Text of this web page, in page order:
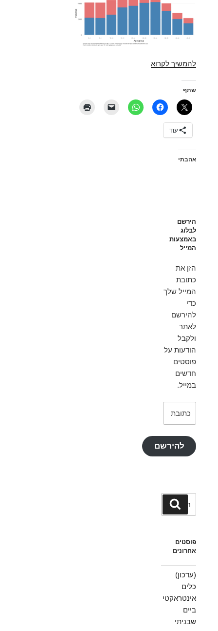
להמשיך לקרוא
ומוות
שתף
עוד
אהבתי
הירשם
לבלוג
באמצעות
המייל
הזן את
כתובת
המייל שלך
כדי
להירשם
לאתר
ולקבל
הודעות על
פוסטים
חדשים
במייל.
דואר
להירשם
חפש: חיפוש
פוסטים
אחרונים
(עדכון)
כלים
אינטראקטי
ביים
שבניתי